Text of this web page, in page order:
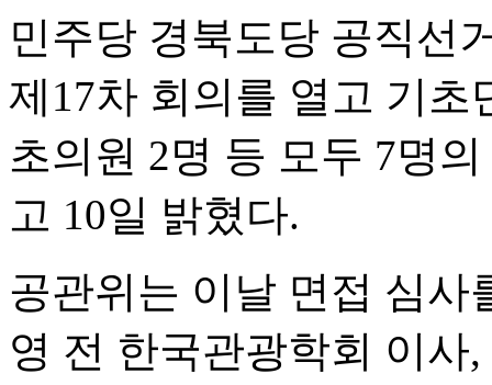
민주당 경북도당 공직선
제17차 회의를 열고 기초
초의원 2명 등 모두 7명
고 10일 밝혔다.
공관위는 이날 면접 심사
영 전 한국관광학회 이사